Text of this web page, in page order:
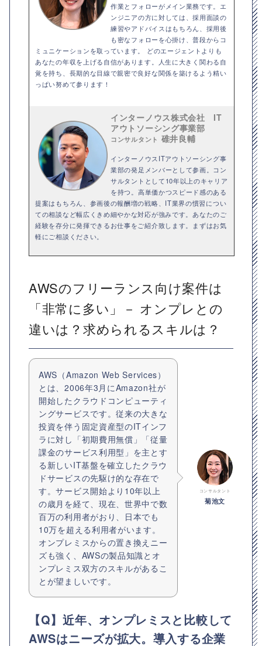
作業とフォローがメイン業務です。エ
ンジニアの方に対しては、採用面談の
練習やアドバイスはもちろん、採用後
も密なフォローを心掛け、普段からコ
ミュニケーションを取っています。 どのエージェントよりも
あなたの年収を上げる自信があります。人生に大きく関わる自
覚を持ち、長期的な目線で親密で良好な関係を築けるよう精い
っぱい努めて参ります！
インターノウス株式会社 IT
アウトソーシング事業部
コンサルタント 碓井良輔
インターノウスITアウトソーシング事
業部の発足メンバーとして参画。コン
サルタントとして10年以上のキャリア
を持つ。高単価かつスピード感のある
提案はもちろん、参画後の報酬増の戦略、IT業界の慣習につい
ての相談など幅広くきめ細やかな対応が強みです。あなたのご
経験を存分に発揮できるお仕事をご紹介致します。まずはお気
軽にご相談ください。
AWSのフリーランス向け案件は
「非常に多い」－ オンプレとの
違いは？求められるスキルは？
AWS（Amazon Web Services）
とは、2006年3月にAmazon社が
開始したクラウドコンピューティ
ングサービスです。従来の大きな
投資を伴う固定資産型のITインフ
ラに対し「初期費用無償」「従量
課金のサービス利用型」を主とす
る新しいIT基盤を確立したクラウ
ドサービスの先駆け的な存在で
す。サービス開始より10年以上
の歳月を経て、現在、世界中で数
百万の利用者がおり、日本でも
10万を超える利用者がいます。
オンプレミスからの置き換えニー
ズも強く、AWSの製品知識とオ
ンプレミス双方のスキルがあるこ
とが望ましいです。
コンサルタント
菊池文
【Q】近年、オンプレミスと比較して
AWSはニーズが拡大。導入する企業